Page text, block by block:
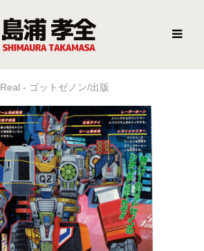
Real - ゴットゼノン/出版